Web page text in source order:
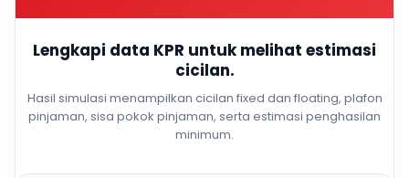
Lengkapi data KPR untuk melihat estimasi
cicilan.
Hasil simulasi menampilkan cicilan fixed dan floating, plafon
pinjaman, sisa pokok pinjaman, serta estimasi penghasilan
minimum.